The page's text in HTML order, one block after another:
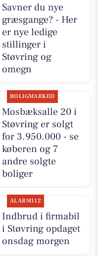
Savner du nye
græsgange? - Her
er nye ledige
stillinger i
Støvring og
omegn
BOLIGMARKED
Mosbæksalle 20 i
Støvring er solgt
for 3.950.000 - se
køberen og 7
andre solgte
boliger
ALARM112
Indbrud i firmabil
i Støvring opdaget
onsdag morgen